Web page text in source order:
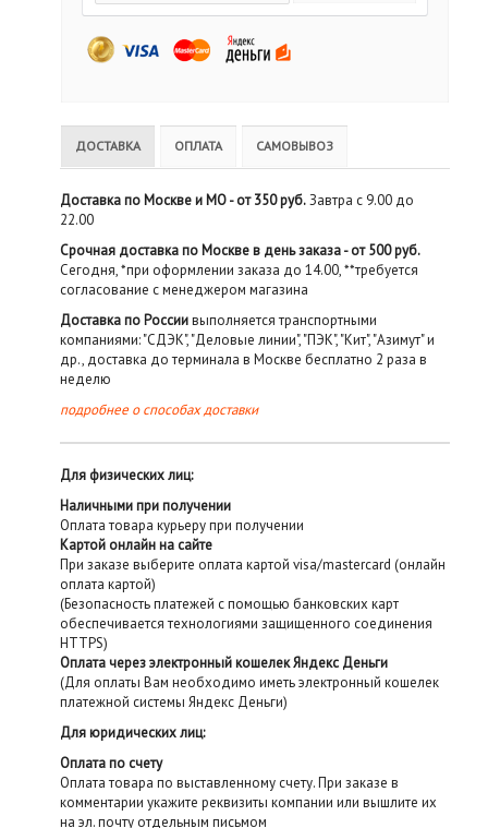
ДОСТАВКА ОПЛАТА САМОВЫВОЗ
Доставка по Москве и МО - от 350 руб.Завтра с 9.00 до
22.00
Срочная доставка по Москве в день заказа - от 500 руб.
Сегодня, *при оформлении заказа до 14.00, **требуется
согласование с менеджером магазина
Доставка по Россиивыполняется транспортными
компаниями: "СДЭК", "Деловые линии", "ПЭК", "Кит", "Азимут" и
др., доставка до терминала в Москве бесплатно 2 раза в
неделю
подробнее о способах доставки
Для физических лиц:
Наличными при получении
Оплата товара курьеру при получении
Картой онлайн на сайте
При заказе выберите оплата картой visa/mastercard (онлайн
оплата картой)
(Безопасность платежей с помощью банковских карт
обеспечивается технологиями защищенного соединения
HTTPS)
Оплата через электронный кошелек Яндекс Деньги
(Для оплаты Вам необходимо иметь электронный кошелек
платежной системы Яндекс Деньги)
Для юридических лиц:
Оплата по счету
Оплата товара по выставленному счету. При заказе в
комментарии укажите реквизиты компании или вышлите их
на эл. почту отдельным письмом